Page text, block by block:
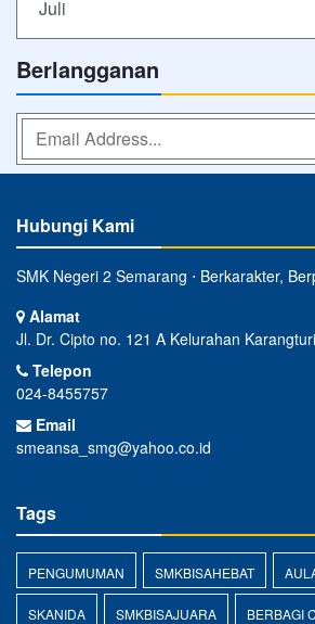
Juli
Berlangganan
Hubungi Kami
SMK Negeri 2 Semarang ⋅ Berkarakter,
Alamat
Jl. Dr. Cipto no. 121 A Kelurahan
Telepon
024-8455757
Email
smeansa_smg@yahoo.co.id
Tags
PENGUMUMAN SMKBISAHEBAT
SKANIDA SMKBISAJUARA BERBAGI